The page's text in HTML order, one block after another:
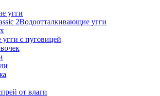
угги
2Водоотталкивающие угги
угги с пуговицей
от влаги